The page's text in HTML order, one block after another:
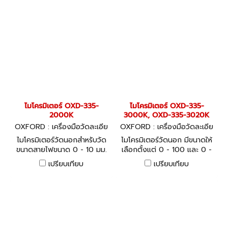
ไมโครมิเตอร์ OXD-335-
2000K
OXFORD : เครื่องมือวัดละเอีย
ด
ไมโครมิเตอร์วัดนอกสำหรับวัด
ขนาดสายไฟขนาด 0 - 10 มม.
เปรียบเทียบ
ไมโครมิเตอร์ OXD-335-
3000K, OXD-335-3020K
OXFORD : เครื่องมือวัดละเอีย
ด
ไมโครมิเตอร์วัดนอก มีขนาดให้
เลือกตั้งแต่ 0 - 100 และ 0 -
150 มม.
เปรียบเทียบ